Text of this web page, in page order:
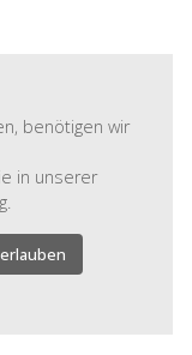
benötigen wir
in unserer